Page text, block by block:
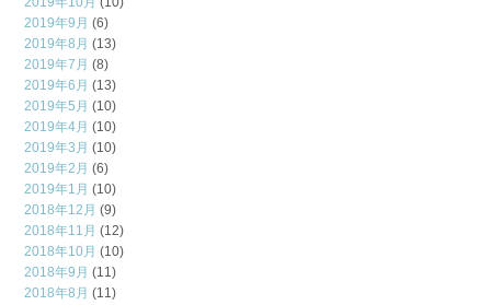
2019年9月 (6)
2019年8月 (13)
2019年7月 (8)
2019年6月 (13)
2019年5月 (10)
2019年4月 (10)
2019年3月 (10)
2019年2月 (6)
2019年1月 (10)
2018年12月 (9)
2018年11月 (12)
2018年10月 (10)
2018年9月 (11)
2018年8月 (11)